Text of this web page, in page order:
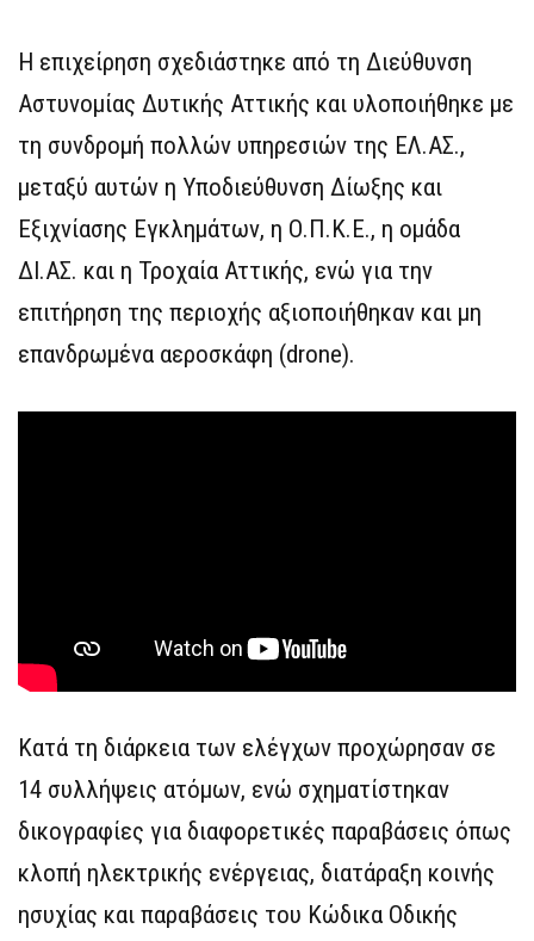
Η επιχείρηση σχεδιάστηκε από τη Διεύθυνση
Αστυνομίας Δυτικής Αττικής και υλοποιήθηκε με
τη συνδρομή πολλών υπηρεσιών της ΕΛ.ΑΣ.,
μεταξύ αυτών η Υποδιεύθυνση Δίωξης και
Εξιχνίασης Εγκλημάτων, η Ο.Π.Κ.Ε., η ομάδα
ΔΙ.ΑΣ. και η Τροχαία Αττικής, ενώ για την
επιτήρηση της περιοχής αξιοποιήθηκαν και μη
επανδρωμένα αεροσκάφη (drone).
Κατά τη διάρκεια των ελέγχων προχώρησαν σε
14 συλλήψεις ατόμων, ενώ σχηματίστηκαν
δικογραφίες για διαφορετικές παραβάσεις όπως
κλοπή ηλεκτρικής ενέργειας, διατάραξη κοινής
ησυχίας και παραβάσεις του Κώδικα Οδικής